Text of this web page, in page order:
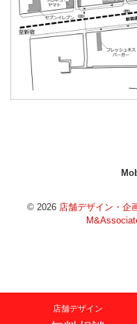
店舗デザイン
© 2026 店舗デザイン・企